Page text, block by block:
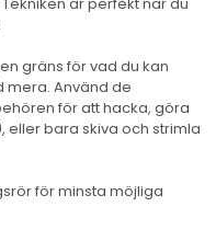
gräns för vad du kan
mera. Använd de
för att hacka, göra
bara skiva och strimla
för minsta möjliga